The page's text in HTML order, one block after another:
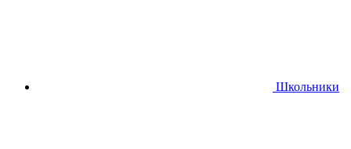
Школьники